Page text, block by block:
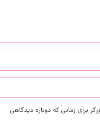
برای زمانی که دوباره دیدگاهی